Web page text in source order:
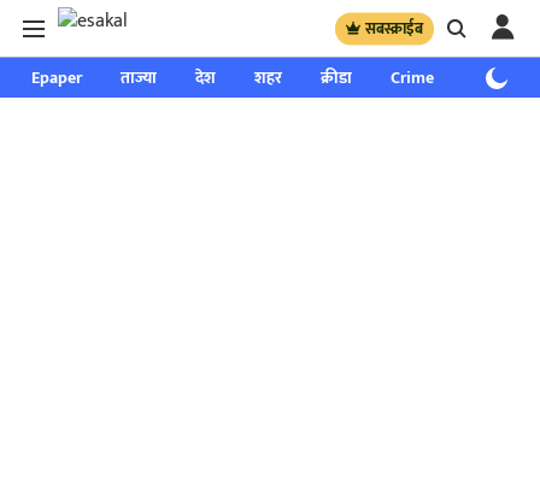
सबस्क्राईब
Epaper ताज्या देश शहर क्रीडा Crime साप्ताहिक